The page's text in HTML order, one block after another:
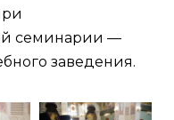
семинарии —
заведения.